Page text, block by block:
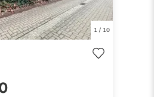
1/ 10